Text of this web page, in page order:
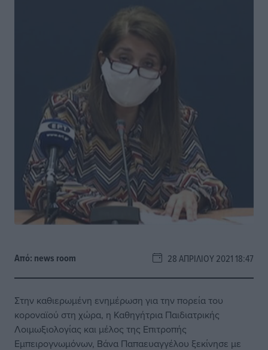
Από: news room 28 ΑΠΡΙΛΊΟΥ 2021 18:47
Στην καθιερωμένη ενημέρωση για την πορεία του
κοροναϊού στη χώρα, η Καθηγήτρια Παιδιατρικής
Λοιμωξιολογίας και μέλος της Επιτροπής
Εμπειρογνωμόνων, Βάνα Παπαευαγγέλου ξεκίνησε με